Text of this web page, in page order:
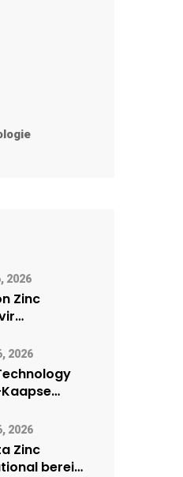
2026
Zinc
Mynbou
2026
2026
Zinc
berei